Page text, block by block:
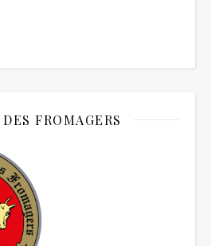
FROMAGERS